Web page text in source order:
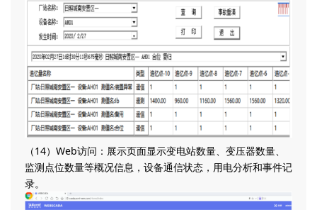
（14）Web访问：展示页面显示变电站数量、变压器数量、
监测点位数量等概况信息，设备通信状态，用电分析和事件记
录。